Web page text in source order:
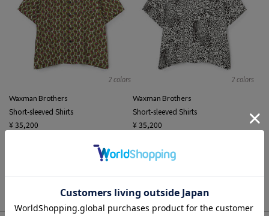
2 colors
Waxman Brothers
Short-sleeved Shirts
¥ 35,200
2 colors
Waxman Brothers
Short-sleeved Shirts
¥ 35,200